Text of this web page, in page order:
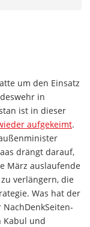
um den Einsatz
in
ist in dieser
aufgekeimt.
drängt darauf,
März auslaufende
verlängern, die
Was hat der
Kabul und